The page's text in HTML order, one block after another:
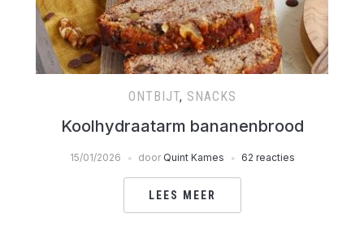
ONTBIJT, SNACKS
Koolhydraatarm bananenbrood
15/01/2026 door Quint Kames 62 reacties
LEES MEER